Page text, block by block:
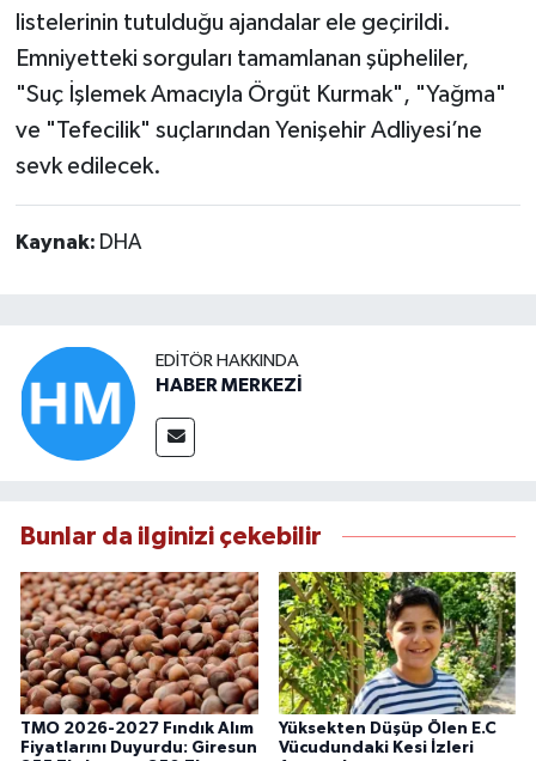
listelerinin tutulduğu ajandalar ele geçirildi.
Emniyetteki sorguları tamamlanan şüpheliler,
"Suç İşlemek Amacıyla Örgüt Kurmak", "Yağma"
ve "Tefecilik" suçlarından Yenişehir Adliyesi’ne
sevk edilecek.
Kaynak: DHA
EDITÖR HAKKINDA
HABER MERKEZİ
Bunlar da ilginizi çekebilir
TMO 2026-2027 Fındık Alım
Fiyatlarını Duyurdu: Giresun
Yüksekten Düşüp Ölen E.C
Vücudundaki Kesi İzleri